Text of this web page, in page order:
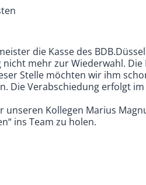
die Kasse des
mehr zur Wiederwahl.
Stelle möchten wir ihm
Die Verabschiedung erfolgt
Kollegen Marius
ins Team zu holen.